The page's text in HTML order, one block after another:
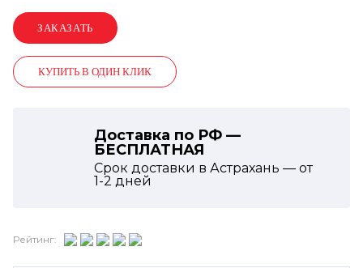
КУПИТЬ В ОДИН КЛИК
Доставка по РФ —
БЕСПЛАТНАЯ
Срок доставки в Астрахань — от
1-2 дней
Рейтинг: